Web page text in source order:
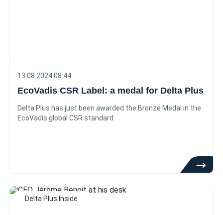
13.08.2024 08:44
EcoVadis CSR Label: a medal for Delta Plus
Delta Plus has just been awarded the Bronze Medal in the
EcoVadis global CSR standard
Delta Plus Inside